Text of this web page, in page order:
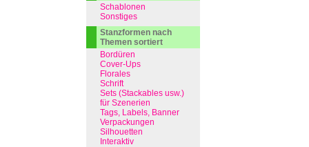
Schablonen
Sonstiges
Stanzformen nach
Themen sortiert
Bordüren
Cover-Ups
Florales
Schrift
Sets (Stackables usw.)
für Szenerien
Tags, Labels, Banner
Verpackungen
Silhouetten
Interaktiv